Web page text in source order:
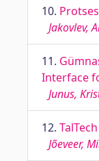
10.
Jakovlev,
11.
Interface
Junus,
12.
Jõeveer,